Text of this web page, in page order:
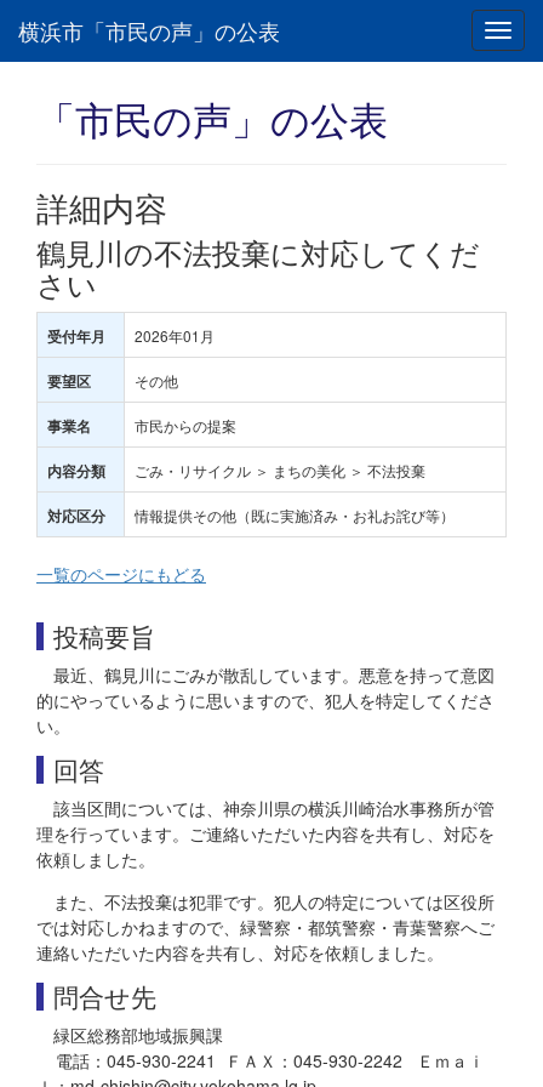
横浜市「市民の声」の公表
「市民の声」の公表
詳細内容
鶴見川の不法投棄に対応してくだ
さい
受付年月 2026年01月
要望区 その他
事業名 市民からの提案
内容分類 ごみ・リサイクル ＞ まちの美化 ＞ 不法投棄
対応区分 情報提供その他（既に実施済み・お礼お詫び等）
一覧のページにもどる
投稿要旨
最近、鶴見川にごみが散乱しています。悪意を持って意図
的にやっているように思いますので、犯人を特定してくださ
い。
回答
該当区間については、神奈川県の横浜川崎治水事務所が管
理を行っています。ご連絡いただいた内容を共有し、対応を
依頼しました。
また、不法投棄は犯罪です。犯人の特定については区役所
では対応しかねますので、緑警察・都筑警察・青葉警察へご
連絡いただいた内容を共有し、対応を依頼しました。
問合せ先
緑区総務部地域振興課
電話：045-930-2241 ＦＡＸ：045-930-2242 Ｅｍａｉ